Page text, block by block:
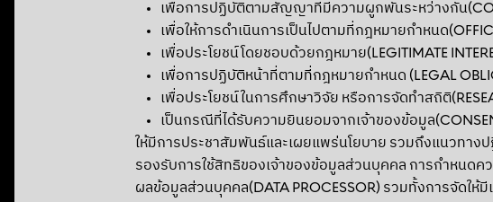
เพื่อการปฏิบัติตามสัญญาที่มีความผูกพันระหว่างกัน
เพื่อให้การดำเนินการเป็นไปตามที่กฎหมายกำหนด
เพื่อประโยชน์โดยชอบด้วยกฎหมาย(LEGITIMATE
เพื่อการปฏิบัติหน้าที่ตามที่กฎหมายกำหนด (LEGAL
เพื่อประโยชน์ในการศึกษาวิจัย หรือการจัดทำสถิติ
เป็นกรณีที่ได้รับความยินยอมจากเจ้าของข้อมูล
ให้มีการประชาสัมพันธ์และเผยแพร่นโยบาย รวมถึงแนวทา
รองรับการใช้สิทธิของเจ้าของข้อมูลส่วนบุคคล การกำหนด
ผลข้อมูลส่วนบุคคล(DATA PROCESSOR) รวมทั้งการจัดใ